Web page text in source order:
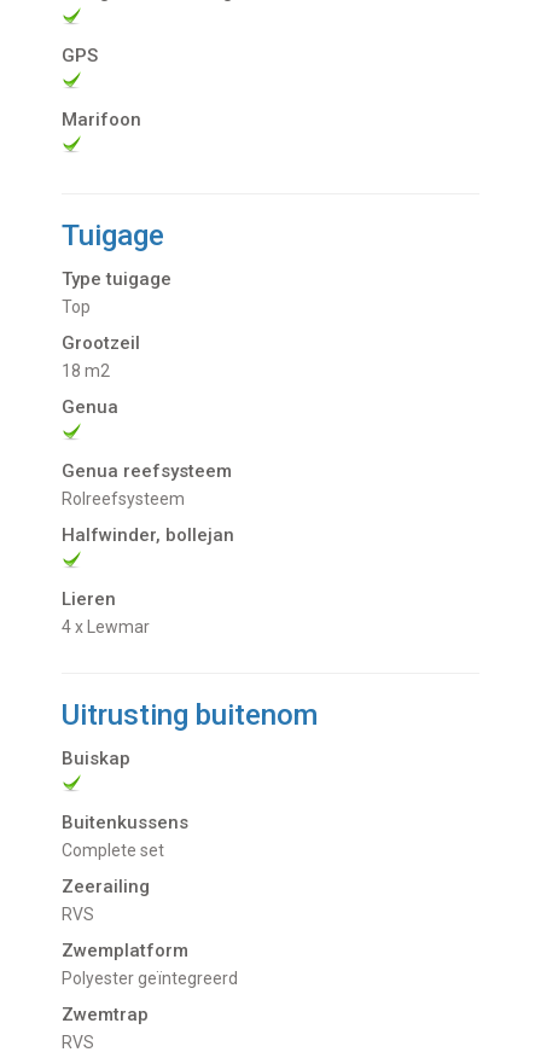
GPS
Marifoon
Tuigage
Type tuigage
Top
Grootzeil
18 m2
Genua
Genua reefsysteem
Rolreefsysteem
Halfwinder, bollejan
Lieren
4 x Lewmar
Uitrusting buitenom
Buiskap
Buitenkussens
Complete set
Zeerailing
RVS
Zwemplatform
Polyester geïntegreerd
Zwemtrap
RVS